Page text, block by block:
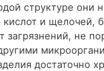
структуре они
кислот и щелочей,
загрязнений, не
достаточно